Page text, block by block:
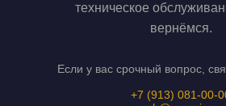
техническое
вернёмся.
Если у вас срочный вопрос,
+7 (913) 081-00-